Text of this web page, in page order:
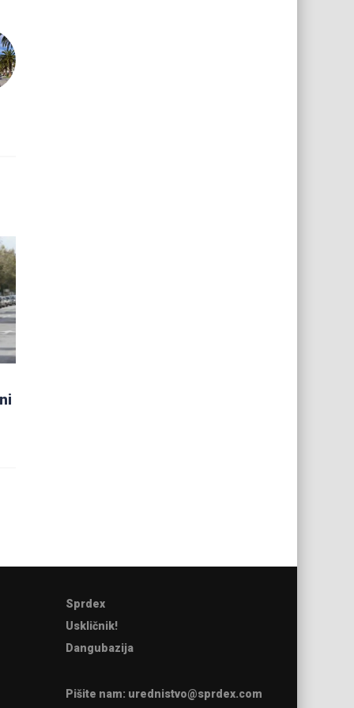
Sprdex
Uskličnik!
Dangubazija
Pišite nam: urednistvo@sprdex.com